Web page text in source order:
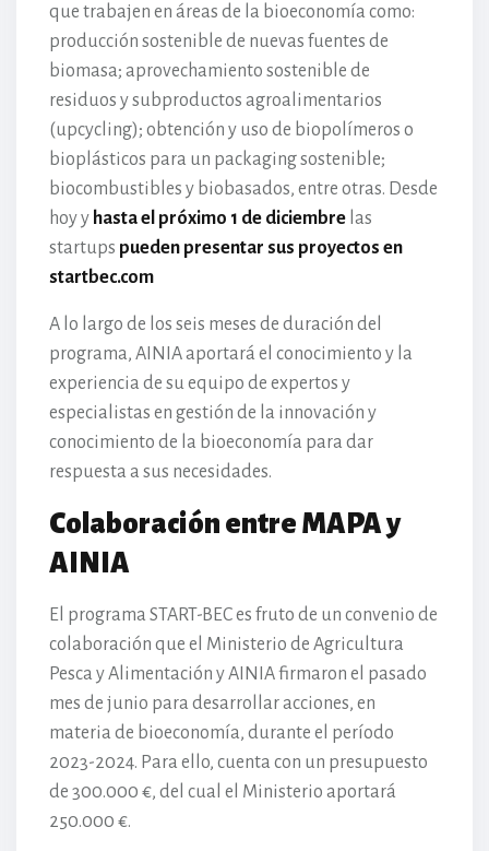
que trabajen en áreas de la bioeconomía como:
producción sostenible de nuevas fuentes de
biomasa; aprovechamiento sostenible de
residuos y subproductos agroalimentarios
(upcycling); obtención y uso de biopolímeros o
bioplásticos para un packaging sostenible;
biocombustibles y biobasados, entre otras. Desde
hoy y hasta el próximo 1 de diciembre las
startups pueden presentar sus proyectos en
startbec.com
A lo largo de los seis meses de duración del
programa, AINIA aportará el conocimiento y la
experiencia de su equipo de expertos y
especialistas en gestión de la innovación y
conocimiento de la bioeconomía para dar
respuesta a sus necesidades.
Colaboración entre MAPA y
AINIA
El programa START-BEC es fruto de un convenio de
colaboración que el Ministerio de Agricultura
Pesca y Alimentación y AINIA firmaron el pasado
mes de junio para desarrollar acciones, en
materia de bioeconomía, durante el período
2023-2024. Para ello, cuenta con un presupuesto
de 300.000 €, del cual el Ministerio aportará
250.000 €.